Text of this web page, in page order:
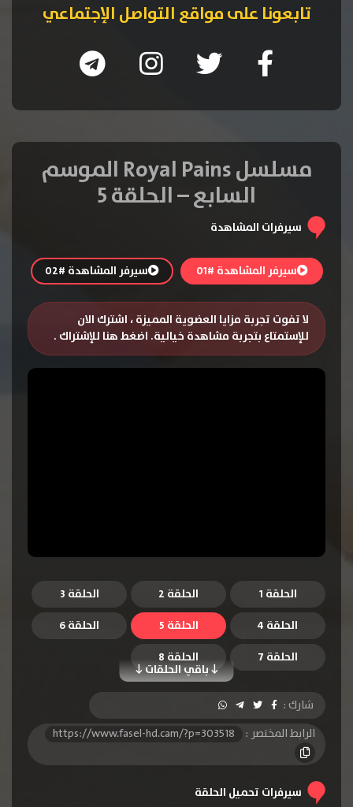
تابعونا على مواقع التواصل الإجتماعي
مسلسل Royal Pains الموسم
السابع – الحلقة 5
سيرفرات المشاهدة
سيرفر المشاهدة #01 سيرفر المشاهدة #02
لا تفوت تجربة مزايا العضوية المميزة ، اشترك الان
للإستمتاع بتجربة مشاهدة خيالية. اضغط هنا للإشتراك .
الحلقة 1 الحلقة 2
الحلقة 3
الحلقة 4
الحلقة 5 الحلقة 6
باقي الحلقات
الحلقة 7 الحلقة 8
شارك :
الرابط المختصر :
https://www.fasel-hd.cam/?p=303518
سيرفرات تحميل الحلقة